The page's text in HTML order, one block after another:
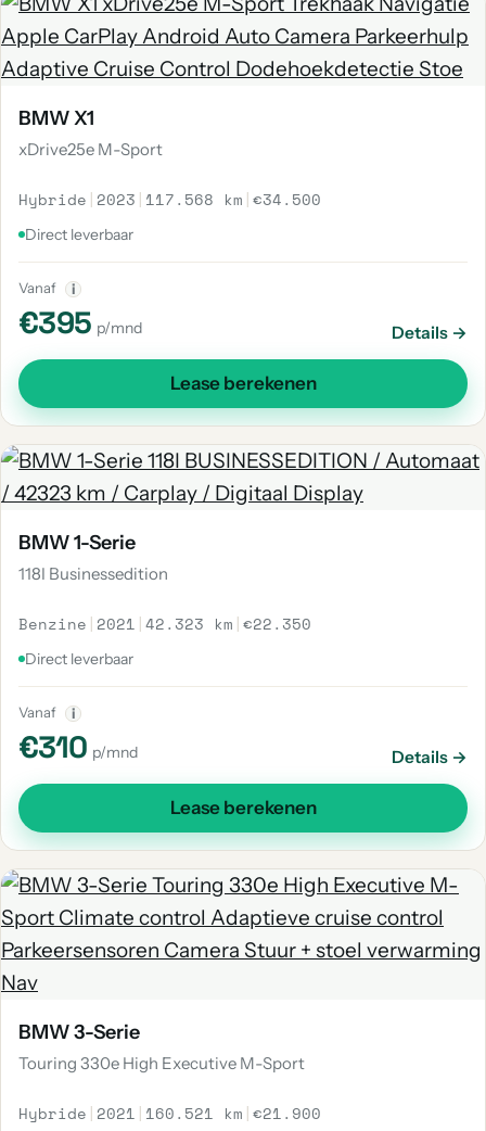
BMW X1
xDrive25e M-Sport
Hybride | 2023 | 117.568 km |€34.500
Direct leverbaar
Vanaf i
€395 p/mnd Details →
Lease berekenen
BMW 1-Serie
118I Businessedition
Benzine | 2021 |42.323 km |€22.350
Direct leverbaar
Vanaf i
€310 p/mnd Details →
Lease berekenen
BMW 3-Serie
Touring 330e High Executive M-Sport
Hybride | 2021 | 160.521 km |€21.900